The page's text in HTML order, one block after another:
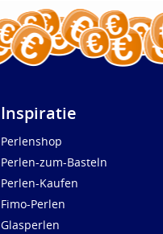
Inspiratie
Perlenshop
Perlen-zum-Basteln
Perlen-Kaufen
Fimo-Perlen
Glasperlen